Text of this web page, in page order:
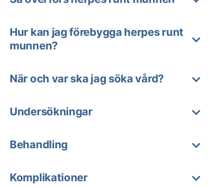
Hur kan jag förebygga herpes runt
munnen?
När och var ska jag söka vård?
Undersökningar
Behandling
Komplikationer